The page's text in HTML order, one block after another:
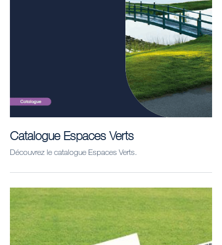
Catalogue Espaces Verts
Découvrez le catalogue Espaces Verts.